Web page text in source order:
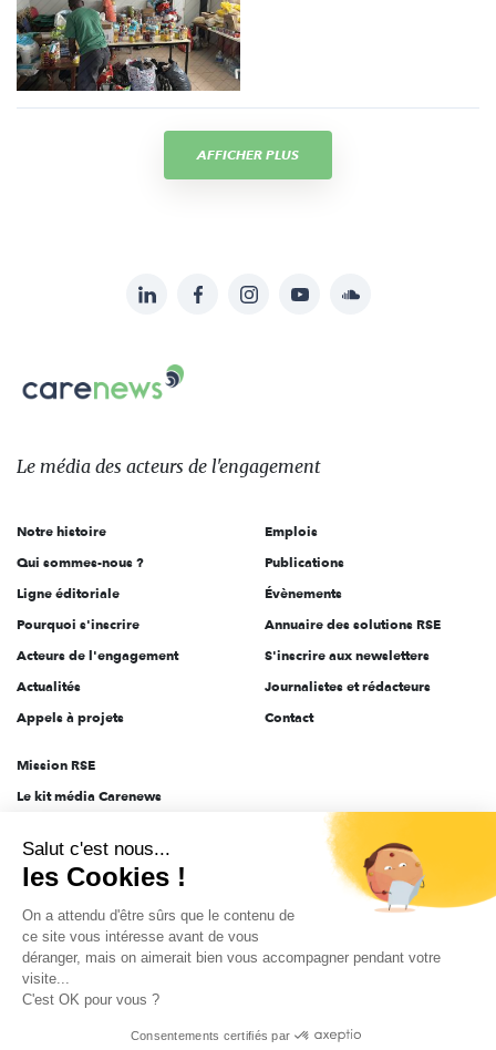
AFFICHER PLUS
sur:
LinkedInFacebookInstagramYouTubeSoundcloud
Le
des
l'engagement
Le média des acteurs de l'engagement
Notre histoire
Qui sommes-nous ?
Ligne éditoriale
Pourquoi s'inscrire
Acteurs de l'engagement
Actualités
Appels à projets
Emplois
Publications
Évènements
Annuaire des solutions RSE
S'inscrire aux newsletters
Journalistes et rédacteurs
Contact
Mission RSE
Le kit média Carenews
AEF info
Novethic
PRODURABLE
Inclusiv Day
Données personnelles Mentions légales 2025-2026 Tout droits réservés
Salut c'est nous...
les Cookies !
On a attendu d'être sûrs que le contenu de
ce site vous intéresse avant de vous
déranger, mais on aimerait bien vous accompagner pendant votre
visite...
C'est OK pour vous ?
Consentements certifiés par